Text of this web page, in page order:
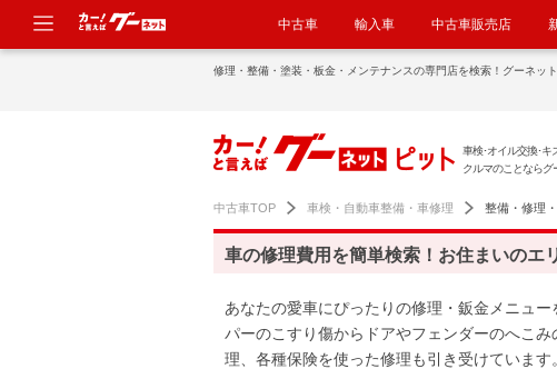
中古車 輸入車 中古車販売店
修理・整備・塗装・板金・メンテナンスの専門店を検索！グーネッ
車検･オイル交換･キ
クルマのことならグ
中古車TOP 車検・自動車整備・車修理 整備・修理
車の修理費用を簡単検索！お住まいのエ
あなたの愛車にぴったりの修理・鈑金メニュ
パーのこすり傷からドアやフェンダーのへこ
理、各種保険を使った修理も引き受けていま